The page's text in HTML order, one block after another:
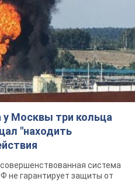
у Москвы три кольца
"находить
система
не гарантирует защиты от